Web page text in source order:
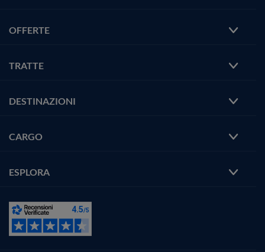
OFFERTE
TRATTE
DESTINAZIONI
CARGO
ESPLORA